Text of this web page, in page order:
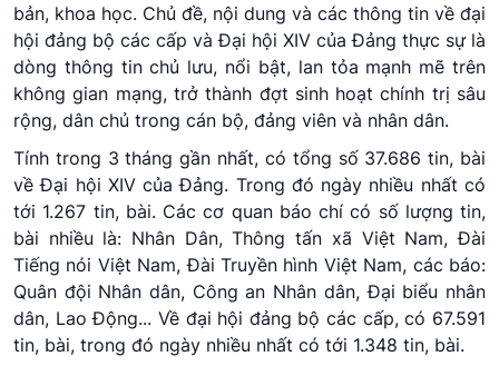
bản, khoa học. Chủ đề, nội dung và các thông tin về đại
hội đảng bộ các cấp và Đại hội XIV của Đảng thực sự là
dòng thông tin chủ lưu, nổi bật, lan tỏa mạnh mẽ trên
không gian mạng, trở thành đợt sinh hoạt chính trị sâu
rộng, dân chủ trong cán bộ, đảng viên và nhân dân.
Tính trong 3 tháng gần nhất, có tổng số 37.686 tin, bài
về Đại hội XIV của Đảng. Trong đó ngày nhiều nhất có
tới 1.267 tin, bài. Các cơ quan báo chí có số lượng tin,
bài nhiều là: Nhân Dân, Thông tấn xã Việt Nam, Đài
Tiếng nói Việt Nam, Đài Truyền hình Việt Nam, các báo:
Quân đội Nhân dân, Công an Nhân dân, Đại biểu nhân
dân, Lao Động... Về đại hội đảng bộ các cấp, có 67.591
tin, bài, trong đó ngày nhiều nhất có tới 1.348 tin, bài.